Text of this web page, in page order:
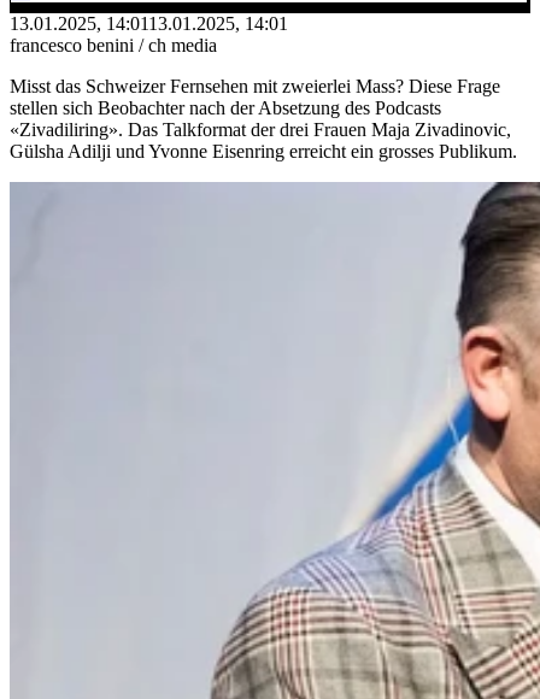
13.01.2025, 14:0113.01.2025, 14:01
francesco benini / ch media
Misst das Schweizer Fernsehen mit zweierlei Mass? Diese Frage
stellen sich Beobachter nach der Absetzung des Podcasts
«Zivadiliring». Das Talkformat der drei Frauen Maja Zivadinovic,
Gülsha Adilji und Yvonne Eisenring erreicht ein grosses Publikum.